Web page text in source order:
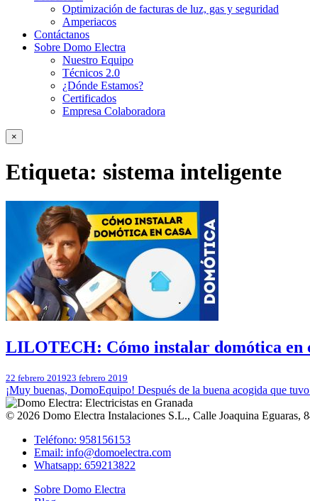
Optimización de facturas de luz, gas y seguridad
Amperiacos
Contáctanos
Sobre Domo Electra
Nuestro Equipo
Técnicos 2.0
¿Dónde Estamos?
Certificados
Empresa Colaboradora
×
Etiqueta: sistema inteligente
LILOTECH: Cómo instalar domótica en
22 febrero 201923 febrero 2019
¡Muy buenas, DomoEquipo! Después de la buena acogida que
© 2026 Domo Electra Instalaciones S.L., Calle Joaquina Eguaras,
Teléfono: 958156153
Email: info@domoelectra.com
Whatsapp: 659213822
Sobre Domo Electra